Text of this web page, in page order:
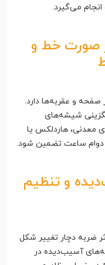
می‌گیرد.
خط و
و عقربه‌ها دارد.
شیشه‌های
معدنی، هاردلکس یا
و تنظیم
ضربه دچار تغییر شکل
آسیب‌دیده در